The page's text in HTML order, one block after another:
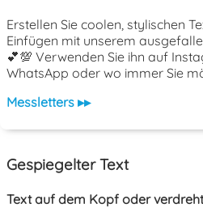
Erstellen Sie coolen, stylischen
Einfügen mit unserem
💕💯 Verwenden Sie ihn auf
WhatsApp oder wo immer Sie
Messletters ▸▸
Gespiegelter Text
Text auf dem Kopf oder